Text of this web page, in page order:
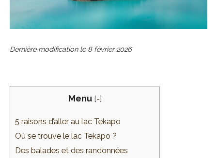
Dernière modification le 8 février 2026
Menu [-]
5 raisons d’aller au lac Tekapo
Où se trouve le lac Tekapo ?
Des balades et des randonnées